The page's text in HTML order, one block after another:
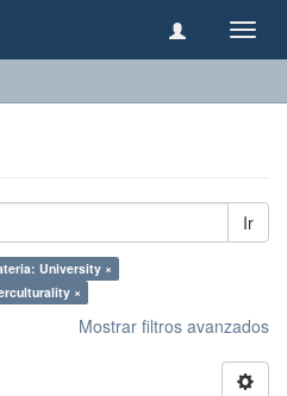
Ir
University ×
×
Mostrar filtros avanzados